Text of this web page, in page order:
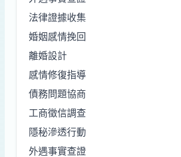
法律證據收集
婚姻感情挽回
離婚設計
感情修復指導
債務問題協商
工商徵信調查
隱秘滲透行動
外遇事實查證